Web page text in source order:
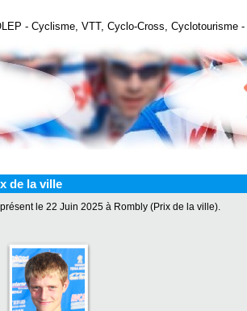
- Cyclisme, VTT, Cyclo-Cross, Cyclotourisme -
de la ville
le 22 Juin 2025 à Rombly (Prix de la ville).